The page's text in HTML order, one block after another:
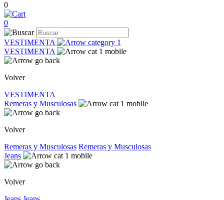
0
0
VESTIMENTA
VESTIMENTA
Volver
VESTIMENTA
Remeras y Musculosas
Volver
Remeras y Musculosas Remeras y Musculosas
Jeans
Volver